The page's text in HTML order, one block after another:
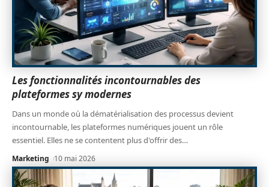
Les fonctionnalités incontournables des
plateformes sy modernes
Dans un monde où la dématérialisation des processus devient
incontournable, les plateformes numériques jouent un rôle
essentiel. Elles ne se contentent plus d'offrir des…
Marketing 10 mai 2026